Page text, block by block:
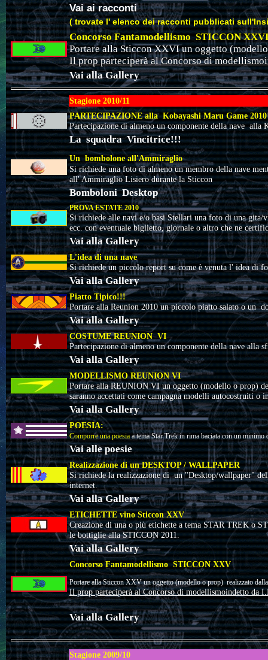
Vai ai racconti
( trovate l' elenco dei racconti pubblicati
Concorso FantamodellismoSTICCON
Portare alla Sticcon XXVI un oggetto
Il prop parteciperà al Concorso di
Vai alla Gallery
Stagione 2010/11
PARTECIPAZIONE alla Kobayashi Maru Game 2010
Partecipazione di almeno un componente della nave alla
La squadraVincitrice!!!
Un bombolone all'Ammiraglio
Si richiede una foto di almeno un membro della nave
all' Ammiraglio Lisiero durante la Sticcon
Bomboloni Desktop
PROVA ESTATE 2010
Si richiede alle navi e/o basi Stellari una foto di una gita/
ecc. con eventuale biglietto, giornale o altro che ne
Vai alla Gallery
L'idea di una nave
Si richiede un piccolo report su come è venuta l' idea di
Vai alla Gallery
Piatto Tipico!!!
Portare alla Reunion 2010 un piccolo piatto salatoo un
Vai alla Gallery
COSTUME REUNION VI
Partecipazione di almeno un componente della nave
Vai alla Gallery
MODELLISMO REUNION VI
Portare alla REUNION VI un oggetto (modello o prop)
saranno accettati come campagna modelli autocostruiti o
Vai alla Gallery
POESIA:
Comporre una poesiaa tema Star Trekin rima baciata con un minimo
Vai alle poesie
Realizzazione di un DESKTOP / WALLPAPER
Si richiede la realizzazione di un "Desktop/wallpaper"
internet.
Vai alla Gallery
ETICHETTE vino Sticcon XXV
Creazione di una o più etichette a tema STAR TREK o
le bottiglie alla STICCON 2011.
Vai alla Gallery
Concorso FantamodellismoSTICCON XXV
Portare alla Sticcon XXV un oggetto (modello o prop) realizzato
Il prop parteciperà al Concorso di modellismoindetto da
Vai alla Gallery
Stagione 2009/10